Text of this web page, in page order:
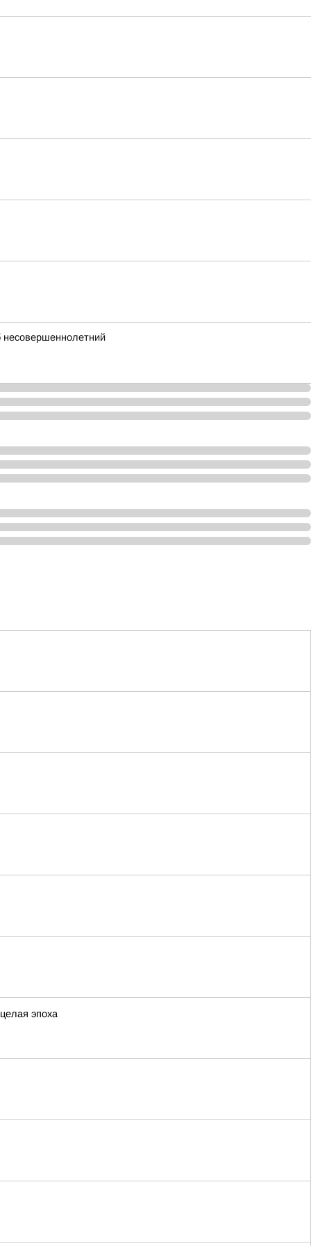
несовершеннолетний
эпоха